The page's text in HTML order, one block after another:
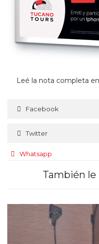
Leé la nota completa en
Facebook
Twitter
Whatsapp
También